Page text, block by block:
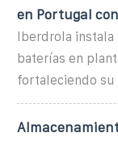
en Portugal con
Iberdrola
baterías en
fortaleciendo su